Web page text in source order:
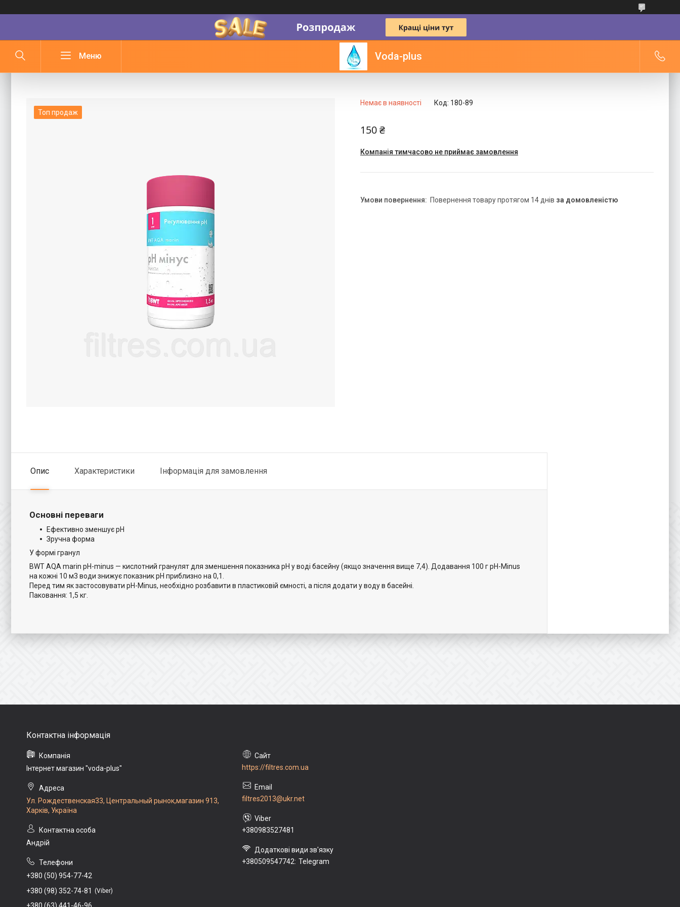
Voda-plus
Гранули BWT AQA MARIN PH МІНУС (1,5 КГ)
Топ продаж
Немає в наявності Код: 180-89
150 ₴
Компанія тимчасово не приймає замовлення
повернення товару протягом 14 днів за домовленістю
Опис Характеристики Інформація для замовлення
Основні переваги
Ефективно зменшує pH
Зручна форма
У формі гранул
BWT AQA marin pH-minus — кислотний гранулят для зменшення показника pH у воді басейну (якщо значення вище 7,4). Додавання 100 г pH-Minus
на кожні 10 м3 води знижує показник pH приблизно на 0,1.
Перед тим як застосовувати pH-Minus, необхідно розбавити в пластиковій ємності, а після додати у воду в басейні.
Паковання: 1,5 кг.
Інтернет магазин "voda-plus"
Ул. Рождественская33, Центральный рынок,магазин 913,
Харків, Україна
Андрій
+380 (50) 954-77-42
+380 (98) 352-74-81
Viber
https://filtres.com.ua
filtres2013@ukr.net
+380983527481
+380509547742 Telegram